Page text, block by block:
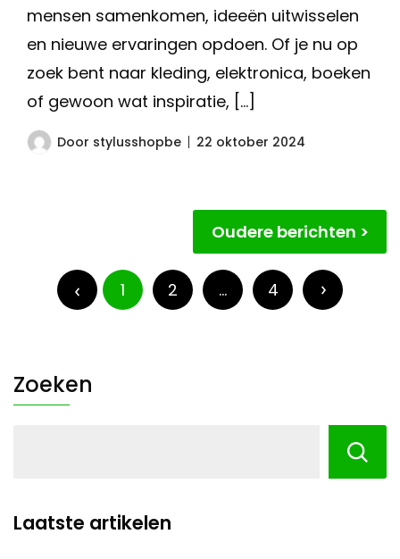
mensen samenkomen, ideeën uitwisselen
en nieuwe ervaringen opdoen. Of je nu op
zoek bent naar kleding, elektronica, boeken
of gewoon wat inspiratie, […]
Door stylusshopbe 22 oktober 2024
Berichtnavigatie
Oudere berichten
paginering1 2 … 4
Zoeken
Laatste artikelen